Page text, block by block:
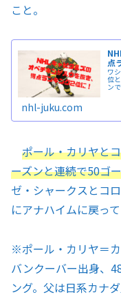
こと。
点
ワ
位
ン
nhl-juku.com
ポール・カリヤと
ーズンと連続で50ゴ
ゼ・シャークスとコ
にアナハイムに戻って
※ポール・カリヤ＝
バンクーバー出身、
ング。父は日系カナ